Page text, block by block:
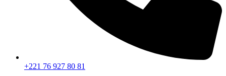
+221 76 927 80 81